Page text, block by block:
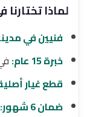
لماذا
فنيين في
خبرة 15 عام:
قطع غيار
ضمان 6 شهور: